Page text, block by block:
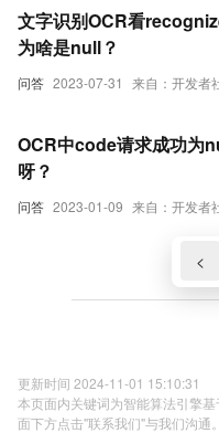
问答 2023-07-31 来自：开发者
文字识别OCR看
为啥是null？
问答 2023-01-09 来自：开发者
OCR中code请求成功为
呀？
<
更新时间 2024-11-01 15:10:31
本页面内关键词为智能算法引擎
面下方点击"联系我们"与我们沟通。